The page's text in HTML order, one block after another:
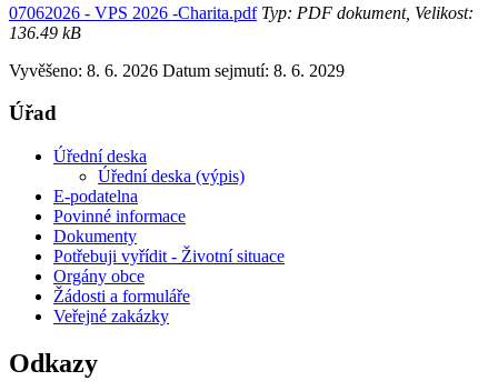
07062026 - VPS 2026 -Charita.pdfTyp: PDF dokument, Velikost:
136.49 kB
Vyvěšeno: 8. 6. 2026 Datum sejmutí: 8. 6. 2029
Úřad
Úřední deska
Úřední deska (výpis)
E-podatelna
Povinné informace
Dokumenty
Potřebuji vyřídit - Životní situace
Orgány obce
Žádosti a formuláře
Veřejné zakázky
Odkazy